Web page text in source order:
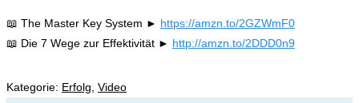
📖 The Master Key System ► https://amzn.to/2GZWmF0
📖 Die 7 Wege zur Effektivität ► http://amzn.to/2DDD0n9
Kategorie: Erfolg Video